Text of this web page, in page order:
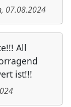
, 07.08.2024
All
ist!!!